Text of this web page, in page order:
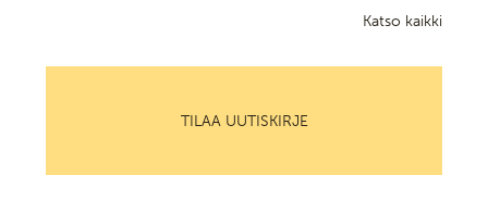
Katso kaikki
TILAA UUTISKIRJE